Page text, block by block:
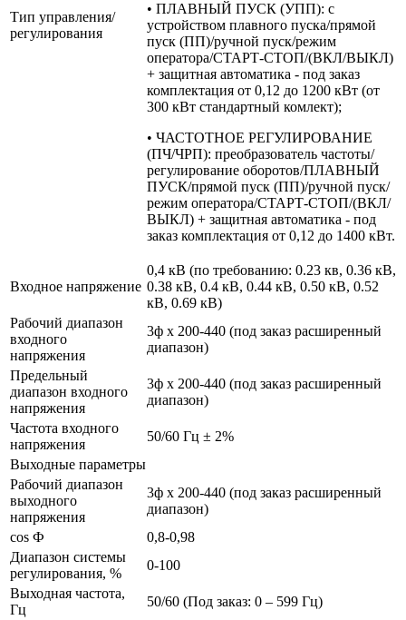
Тип управления/
регулирования
• ПЛАВНЫЙ ПУСК (УПП): с
устройством плавного пуска/прямой
пуск (ПП)/ручной пуск/режим
оператора/СТАРТ-СТОП/(ВКЛ/ВЫКЛ)
+ защитная автоматика - под заказ
комплектация от 0,12 до 1200 кВт (от
300 кВт стандартный комлект);
• ЧАСТОТНОЕ РЕГУЛИРОВАНИЕ
(ПЧ/ЧРП): преобразователь частоты/
регулирование оборотов/ПЛАВНЫЙ
ПУСК/прямой пуск (ПП)/ручной пуск/
режим оператора/СТАРТ-СТОП/(ВКЛ/
ВЫКЛ) + защитная автоматика - под
заказ комплектация от 0,12 до 1400 кВт.
Входное напряжение
0,4 кВ (по требованию: 0.23 кв, 0.36 кВ,
0.38 кВ, 0.4 кВ, 0.44 кВ, 0.50 кВ, 0.52
кВ, 0.69 кВ)
Рабочий диапазон
входного
напряжения
3ф х 200-440 (под заказ расширенный
диапазон)
Предельный
диапазон входного
напряжения
3ф х 200-440 (под заказ расширенный
диапазон)
Частота входного
напряжения
50/60 Гц ± 2%
Выходные параметры
Рабочий диапазон
выходного
напряжения
3ф х 200-440 (под заказ расширенный
диапазон)
cos Ф
0,8-0,98
Диапазон системы
регулирования, %
0-100
Выходная частота,
Гц
50/60 (Под заказ: 0 – 599 Гц)